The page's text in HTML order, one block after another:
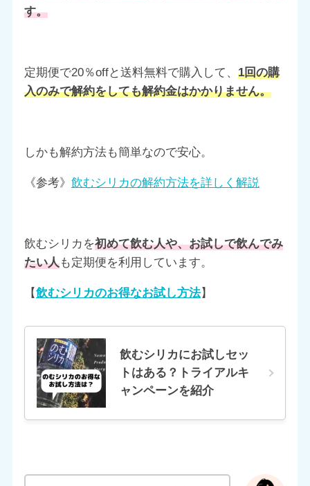
す。
定期便で20％offと送料無料で購入して、 1回の購
入のみで解約をしても解約金はかかりません。
しかも解約方法も簡単なので安心。
《参考》 飲むシリカの解約方法を詳しく解説
飲むシリカを初めて飲む人や、お試しで飲んでみ
たい人も定期便を利用しています。
【飲むシリカのお得なお試し方法】
飲むシリカにお試しセッ
トはある？トライアルキ
ャンペーンを紹介